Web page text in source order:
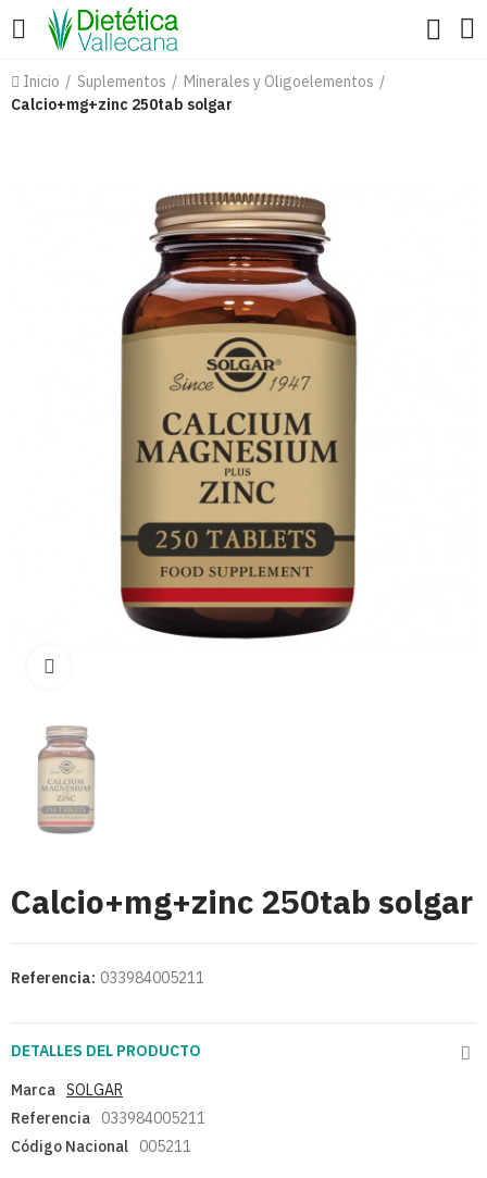
Inicio Suplementos
Minerales y Oligoelementos
Calcio+mg+zinc 250tab solgar
Calcio+mg+zinc 250tab solgar
Referencia: 033984005211
DETALLES DEL PRODUCTO
Marca SOLGAR
Referencia
033984005211
Código Nacional
005211